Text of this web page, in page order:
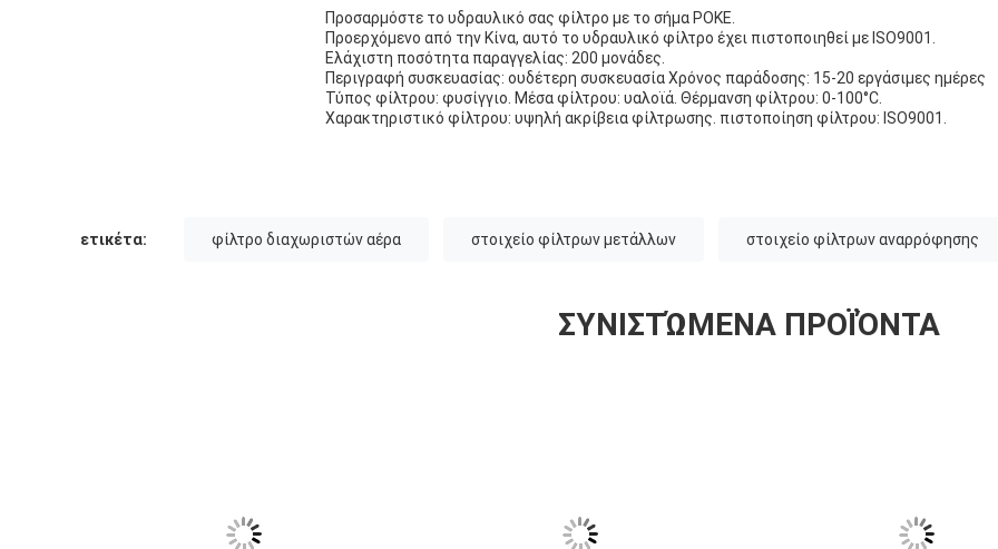
Προσαρμόστε το υδραυλικό σας φίλτρο με το σήμα POKE.
Προερχόμενο από την Κίνα, αυτό το υδραυλικό φίλτρο έχει πιστοποιηθεί με ISO9001.
Ελάχιστη ποσότητα παραγγελίας: 200 μονάδες.
Περιγραφή συσκευασίας: ουδέτερη συσκευασία Χρόνος παράδοσης: 15-20 εργάσιμες ημέρες
Τύπος φίλτρου: φυσίγγιο. Μέσα φίλτρου: υαλοϊά. Θέρμανση φίλτρου: 0-100°C.
Χαρακτηριστικό φίλτρου: υψηλή ακρίβεια φίλτρωσης. πιστοποίηση φίλτρου: ISO9001.
ετικέτα: φίλτρο διαχωριστών αέρα στοιχείο φίλτρων μετάλλων στοιχείο φίλτρων αναρρόφησης
ΣΥΝΙΣΤΏΜΕΝΑ ΠΡΟΪΌΝΤΑ